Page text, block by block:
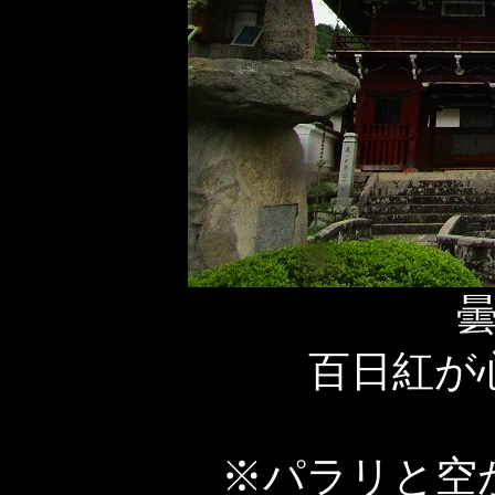
百日紅が
※パラリと空